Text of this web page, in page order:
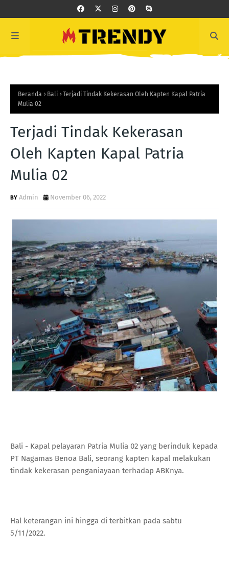
Beranda Bali
Terjadi Tindak Kekerasan Oleh Kapten Kapal Patria
Mulia 02
Terjadi Tindak Kekerasan
Oleh Kapten Kapal Patria
Mulia 02
Admin November 06, 2022
Bali - Kapal pelayaran Patria Mulia 02 yang berinduk kepada
PT Nagamas Benoa Bali, seorang kapten kapal melakukan
tindak kekerasan penganiayaan terhadap ABKnya.
Hal keterangan ini hingga di terbitkan pada sabtu
5/11/2022.